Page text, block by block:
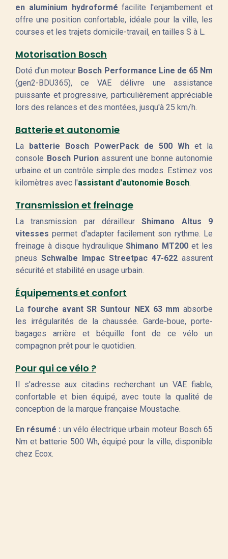
en aluminium hydroformé facilite l'enjambement et
offre une position confortable, idéale pour la ville, les
courses et les trajets domicile-travail, en tailles S à L.
Motorisation Bosch
Doté d'un moteur Bosch Performance Line de 65 Nm
(gen2-BDU365), ce VAE délivre une assistance
puissante et progressive, particulièrement appréciable
lors des relances et des montées, jusqu'à 25 km/h.
Batterie et autonomie
La batterie Bosch PowerPack de 500 Wh et la
console Bosch Purion assurent une bonne autonomie
urbaine et un contrôle simple des modes. Estimez vos
kilomètres avec l'assistant d'autonomie Bosch.
Transmission et freinage
La transmission par dérailleurShimano Altus 9
vitesses permet d'adapter facilement son rythme. Le
freinage à disque hydrauliqueShimano MT200 et les
pneus Schwalbe Impac Streetpac 47-622 assurent
sécurité et stabilité en usage urbain.
Équipements et confort
La fourche avant SR Suntour NEX 63 mm absorbe
les irrégularités de la chaussée. Garde-boue, porte-
bagages arrière et béquille font de ce vélo un
compagnon prêt pour le quotidien.
Pour qui ce vélo ?
Il s'adresse aux citadins recherchant un VAE fiable,
confortable et bien équipé, avec toute la qualité de
conception de la marque française Moustache.
En résumé : un vélo électrique urbain moteur Bosch 65
Nm et batterie 500 Wh, équipé pour la ville, disponible
chez Ecox.